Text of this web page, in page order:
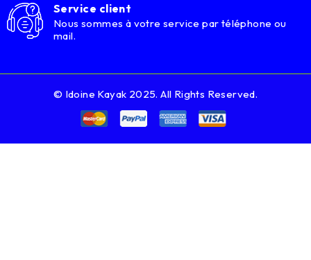
Service client
Nous sommes à votre service par téléphone ou
mail.
© Idoine Kayak 2025. All Rights Reserved.